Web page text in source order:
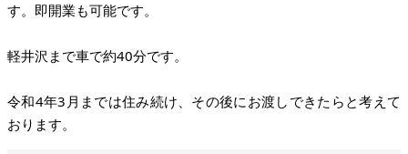
す。即開業も可能です。
軽井沢まで車で約40分です。
令和4年3月までは住み続け、その後にお渡しできたらと考えて
おります。